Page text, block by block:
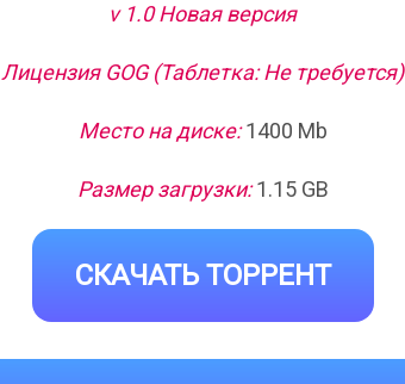
v 1.0 Новая версия
Лицензия GOG (Таблетка: Не требуется)
Место на диске:1400 Mb
Размер загрузки:1.15 GB
СКАЧАТЬ ТОРРЕНТ